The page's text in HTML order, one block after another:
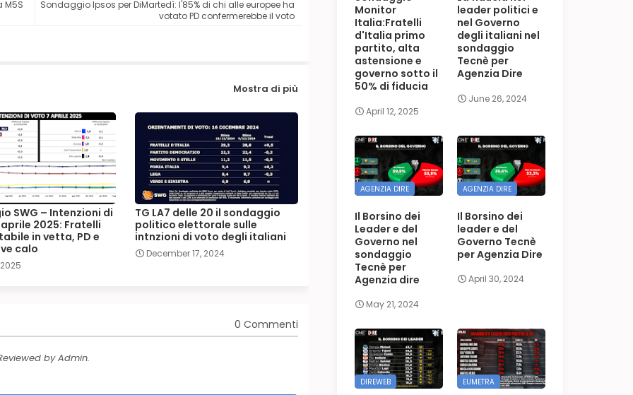
Sondaggio Ipsos per DiMartedì: l'85% di chi alle europee ha
votato PD confermerebbe il voto
M5S
Mostra di più
SWG – Intenzioni di
2025: Fratelli
in vetta, PD e
calo
TG LA7 delle 20 il sondaggio
politico elettorale sulle
intnzioni di voto degli italiani
December 17, 2024
0 Commenti
by Admin.
Monitor
Italia:Fratelli
d'Italia primo
partito, alta
astensione e
governo sotto il
50% di fiducia
April 12, 2025
leader politici e
nel Governo
degli italiani nel
sondaggio
Tecnè per
Agenzia Dire
June 26, 2024
AGENZIA DIRE
Il Borsino dei
Leader e del
Governo nel
sondaggio
Tecnè per
Agenzia dire
May 21, 2024
AGENZIA DIRE
Il Borsino dei
leader e del
Governo Tecnè
per Agenzia Dire
April 30, 2024
DIREWEB EUMETRA